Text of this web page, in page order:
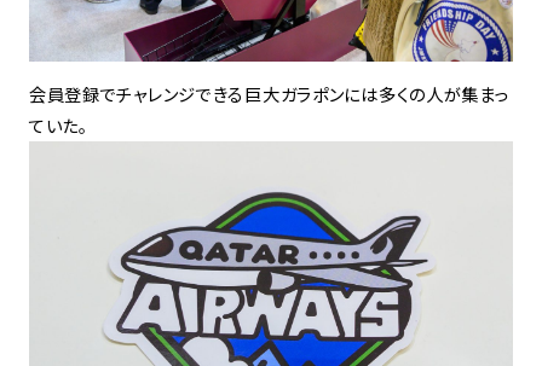
会員登録でチャレンジできる巨大ガラポンには多くの人が集まっ
ていた。